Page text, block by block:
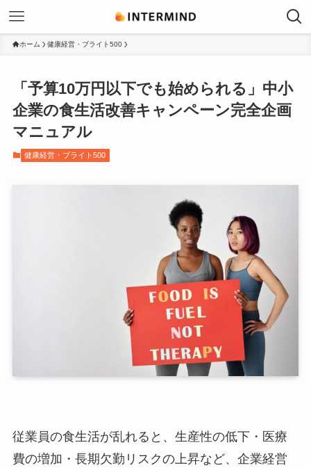
ホーム 健康経営・ブライト500
「予算10万円以下でも始められる」中小
企業の食生活改善キャンペーン完全企画
マニュアル
健康経営・ブライト500
従業員の食生活が乱れると、生産性の低下・医療
費の増加・長期欠勤リスクの上昇など、企業経営